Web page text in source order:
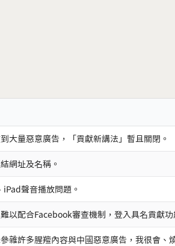
大量惡意廣告，「貢獻新講法」暫且關閉。
網址及名稱。
聲音播放問題。
以配合Facebook審查機制，登入具名貢獻功
雜許多腥羶內容與中國惡意廣告，我很會、